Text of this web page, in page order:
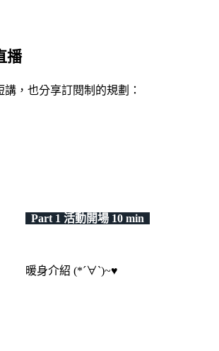
播
，也分享訂閱制的規劃：
Part 1 活動開場 10 min
暖身介紹 (*´∀`)~♥